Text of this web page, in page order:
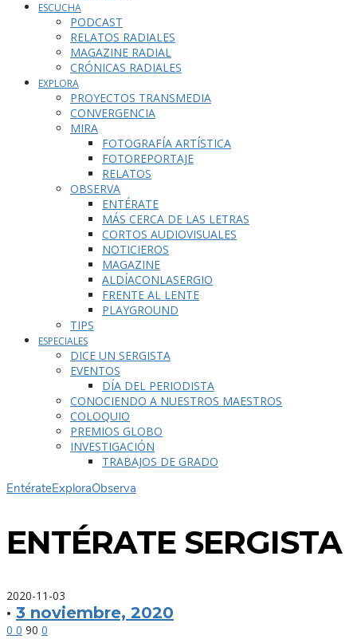
ESCUCHA
PODCAST
RELATOS RADIALES
MAGAZINE RADIAL
CRÓNICAS RADIALES
EXPLORA
PROYECTOS TRANSMEDIA
CONVERGENCIA
MIRA
FOTOGRAFÍA ARTÍSTICA
FOTOREPORTAJE
RELATOS
OBSERVA
ENTÉRATE
MÁS CERCA DE LAS LETRAS
CORTOS AUDIOVISUALES
NOTICIEROS
MAGAZINE
ALDÍACONLASERGIO
FRENTE AL LENTE
PLAYGROUND
TIPS
ESPECIALES
DICE UN SERGISTA
EVENTOS
DÍA DEL PERIODISTA
CONOCIENDO A NUESTROS MAESTROS
COLOQUIO
PREMIOS GLOBO
INVESTIGACIÓN
TRABAJOS DE GRADO
EntérateExploraObserva
ENTÉRATE SERGISTA
2020-11-03
· 3 noviembre, 2020
0 0 90 0